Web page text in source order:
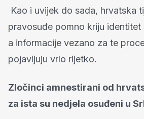
Kao i uvijek do sada, hrvatska
pravosuđe pomno kriju
a informacije vezano za te
pojavljuju vrlo rijetko.
Zločinci amnestirani od
za ista su nedjela osuđeni u